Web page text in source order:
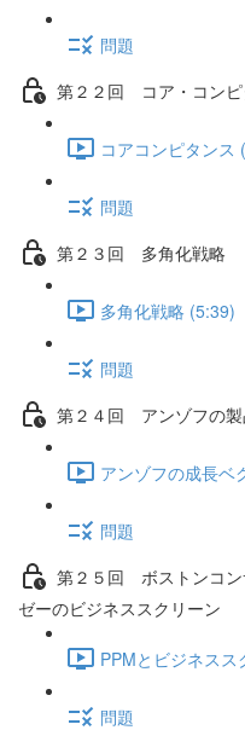
問題
第２２回 コア・コンピ
コアコンピタンス
問題
第２３回 多角化戦略
多角化戦略 (5:39)
問題
第２４回 アンゾフの
アンゾフの成長ベ
問題
第２５回 ボストンコン
ゼーのビジネススクリーン
PPMとビジネス
問題